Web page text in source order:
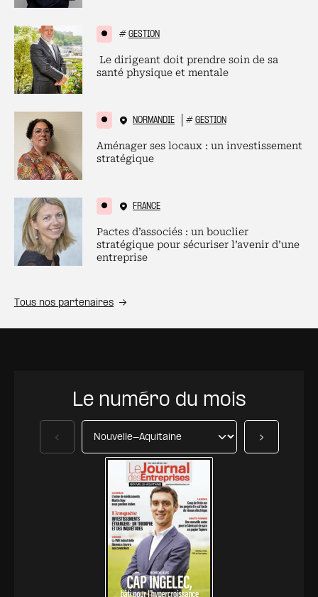
# GESTION
Le dirigeant doit prendre soin de sa
santé physique et mentale
NORMANDIE # GESTION
Aménager ses locaux : un investissement
stratégique
FRANCE
Pactes d’associés : un bouclier
stratégique pour sécuriser l’avenir d’une
entreprise
Tous nos partenaires
Le numéro du mois
Précédent Suivant